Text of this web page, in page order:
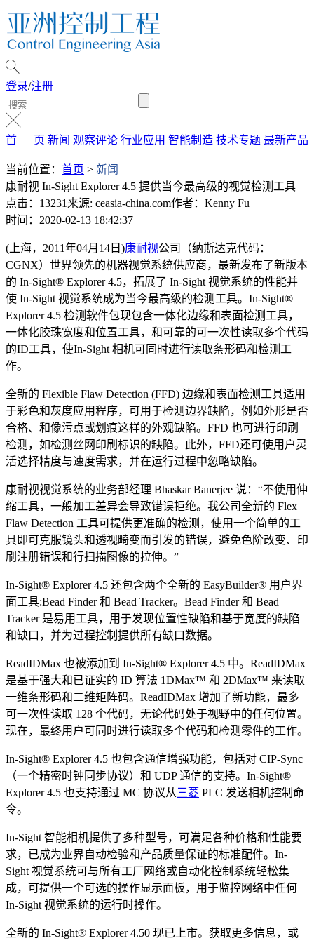
登录/注册
首 页 新闻 观察评论 行业应用 智能制造 技术专题 最新产品
当前位置： 首页 > 新闻
康耐视 In-Sight Explorer 4.5 提供当今最高级的视觉检测工具
点击：13231 来源: ceasia-china.com作者：Kenny Fu
时间：2020-02-13 18:42:37
(上海，2011年04月14日)康耐视公司（纳斯达克代码：
CGNX）世界领先的机器视觉系统供应商，最新发布了新版本
的 In-Sight® Explorer 4.5，拓展了 In-Sight 视觉系统的性能并
使 In-Sight 视觉系统成为当今最高级的检测工具。In-Sight®
Explorer 4.5 检测软件包现包含一体化边缘和表面检测工具，
一体化胶珠宽度和位置工具，和可靠的可一次性读取多个代码
的ID工具，使In-Sight 相机可同时进行读取条形码和检测工
作。
全新的 Flexible Flaw Detection (FFD) 边缘和表面检测工具适用
于彩色和灰度应用程序，可用于检测边界缺陷，例如外形是否
合格、和像污点或划痕这样的外观缺陷。FFD 也可进行印刷
检测，如检测丝网印刷标识的缺陷。此外，FFD还可使用户灵
活选择精度与速度需求，并在运行过程中忽略缺陷。
康耐视视觉系统的业务部经理 Bhaskar Banerjee 说：“不使用伸
缩工具，一般加工差异会导致错误拒绝。我公司全新的 Flex
Flaw Detection 工具可提供更准确的检测，使用一个简单的工
具即可克服镜头和透视畸变而引发的错误，避免色阶改变、印
刷注册错误和行扫描图像的拉伸。”
In-Sight® Explorer 4.5 还包含两个全新的 EasyBuilder® 用户界
面工具:Bead Finder 和 Bead Tracker。Bead Finder 和 Bead
Tracker 是易用工具，用于发现位置性缺陷和基于宽度的缺陷
和缺口，并为过程控制提供所有缺口数据。
ReadIDMax 也被添加到 In-Sight® Explorer 4.5 中。ReadIDMax
是基于强大和已证实的 ID 算法 1DMax™ 和 2DMax™ 来读取
一维条形码和二维矩阵码。ReadIDMax 增加了新功能，最多
可一次性读取 128 个代码，无论代码处于视野中的任何位置。
现在，最终用户可同时进行读取多个代码和检测零件的工作。
In-Sight® Explorer 4.5 也包含通信增强功能，包括对 CIP-Sync
（一个精密时钟同步协议）和 UDP 通信的支持。In-Sight®
Explorer 4.5 也支持通过 MC 协议从 三菱 PLC 发送相机控制命
令。
In-Sight 智能相机提供了多种型号，可满足各种价格和性能要
求，已成为业界自动检验和产品质量保证的标准配件。In-
Sight 视觉系统可与所有工厂网络或自动化控制系统轻松集
成，可提供一个可选的操作显示面板，用于监控网络中任何
In-Sight 视觉系统的运行时操作。
全新的 In-Sight® Explorer 4.50 现已上市。获取更多信息，或